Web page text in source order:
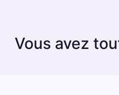
Vous avez